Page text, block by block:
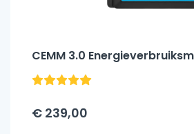
CEMM 3.0
€ 239,00